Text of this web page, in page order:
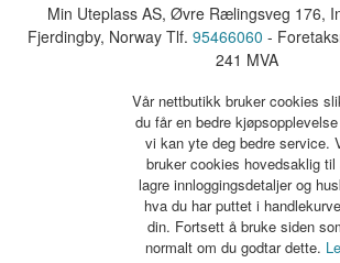
Min Uteplass AS, Øvre Rælingsveg 176,
Fjerdingby, Norway Tlf. 95466060 -
241 MVA
Vår nettbutikk bruker cookies
du får en bedre
vi kan yte deg bedre service.
bruker cookies hovedsaklig til
lagre innloggingsdetaljer og
hva du har puttet i
din. Fortsett å bruke siden
normalt om du godtar dette.